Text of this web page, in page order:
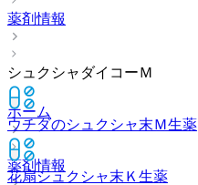
薬剤情報
シュクシャダイコーＭ
ウチダのシュクシャ末Ｍ生薬
花扇シュクシャ末Ｋ 生薬
ホーム
薬剤情報